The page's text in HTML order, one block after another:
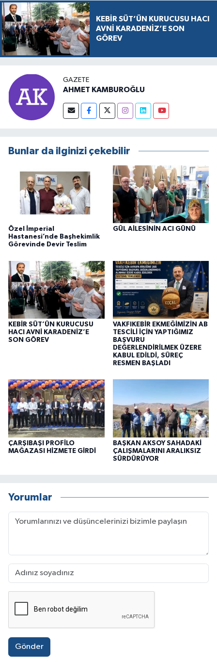
KEBİR SÜT’ÜN KURUCUSU HACI
AVNİ KARADENİZ’E SON
GÖREV
GAZETE
AHMET KAMBUROĞLU
Bunlar da ilginizi çekebilir
Özel İmperial
Hastanesi’nde Başhekimlik
Görevinde Devir Teslim
GÜL AİLESİNİN ACI GÜNÜ
KEBİR SÜT’ÜN KURUCUSU
HACI AVNİ KARADENİZ’E
SON GÖREV
VAKFIKEBİR EKMEĞİMİZİN AB
TESCİLİ İÇİN YAPTIĞIMIZ
BAŞVURU
DEĞERLENDİRİLMEK ÜZERE
KABUL EDİLDİ, SÜREÇ
RESMEN BAŞLADI
ÇARŞIBAŞI PROFİLO
MAĞAZASI HİZMETE GİRDİ
BAŞKAN AKSOY SAHADAKİ
ÇALIŞMALARINI ARALIKSIZ
SÜRDÜRÜYOR
Yorumlar
Gönder